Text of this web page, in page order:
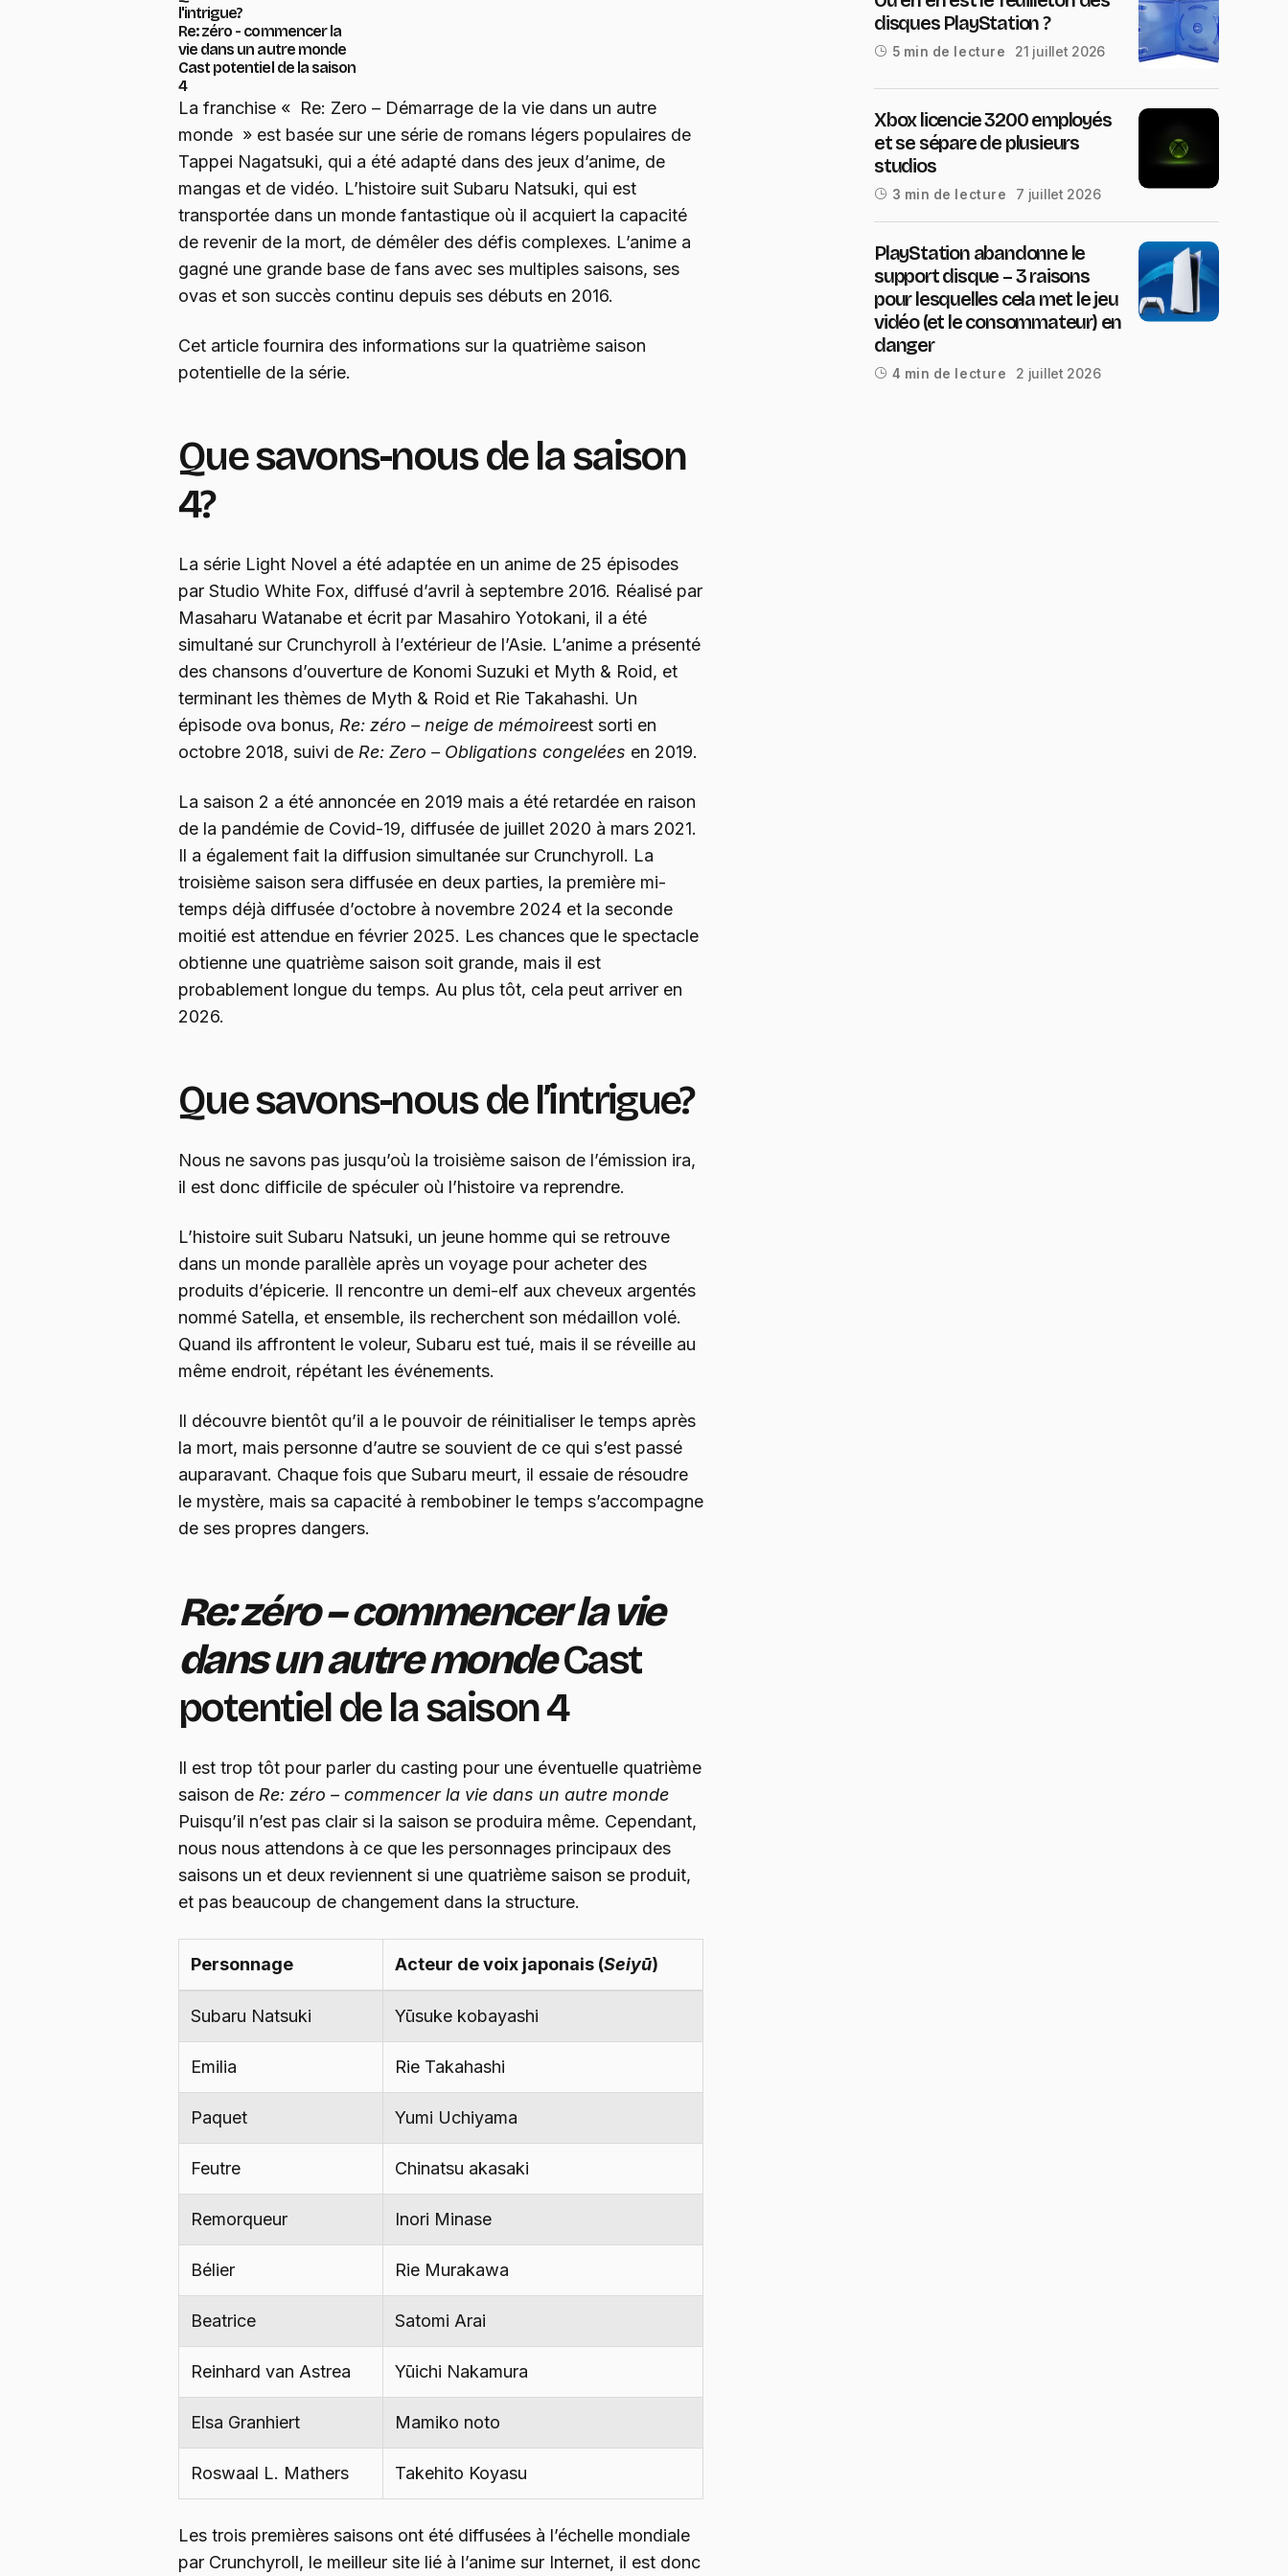
l'intrigue?
Re: zéro - commencer la
vie dans un autre monde
Cast potentiel de la saison
4
La franchise « Re: Zero – Démarrage de la vie dans un autre
monde » est basée sur une série de romans légers populaires de
Tappei Nagatsuki, qui a été adapté dans des jeux d’anime, de
mangas et de vidéo. L’histoire suit Subaru Natsuki, qui est
transportée dans un monde fantastique où il acquiert la capacité
de revenir de la mort, de démêler des défis complexes. L’anime a
gagné une grande base de fans avec ses multiples saisons, ses
ovas et son succès continu depuis ses débuts en 2016.
Cet article fournira des informations sur la quatrième saison
potentielle de la série.
Que savons-nous de la saison
4?
La série Light Novel a été adaptée en un anime de 25 épisodes
par Studio White Fox, diffusé d’avril à septembre 2016. Réalisé par
Masaharu Watanabe et écrit par Masahiro Yotokani, il a été
simultané sur Crunchyroll à l’extérieur de l’Asie. L’anime a présenté
des chansons d’ouverture de Konomi Suzuki et Myth & Roid, et
terminant les thèmes de Myth & Roid et Rie Takahashi. Un
épisode ova bonus, Re: zéro – neige de mémoireest sorti en
octobre 2018, suivi de Re: Zero – Obligations congelées en 2019.
La saison 2 a été annoncée en 2019 mais a été retardée en raison
de la pandémie de Covid-19, diffusée de juillet 2020 à mars 2021.
Il a également fait la diffusion simultanée sur Crunchyroll. La
troisième saison sera diffusée en deux parties, la première mi-
temps déjà diffusée d’octobre à novembre 2024 et la seconde
moitié est attendue en février 2025. Les chances que le spectacle
obtienne une quatrième saison soit grande, mais il est
probablement longue du temps. Au plus tôt, cela peut arriver en
2026.
Que savons-nous de l’intrigue?
Nous ne savons pas jusqu’où la troisième saison de l’émission ira,
il est donc difficile de spéculer où l’histoire va reprendre.
L’histoire suit Subaru Natsuki, un jeune homme qui se retrouve
dans un monde parallèle après un voyage pour acheter des
produits d’épicerie. Il rencontre un demi-elf aux cheveux argentés
nommé Satella, et ensemble, ils recherchent son médaillon volé.
Quand ils affrontent le voleur, Subaru est tué, mais il se réveille au
même endroit, répétant les événements.
Il découvre bientôt qu’il a le pouvoir de réinitialiser le temps après
la mort, mais personne d’autre se souvient de ce qui s’est passé
auparavant. Chaque fois que Subaru meurt, il essaie de résoudre
le mystère, mais sa capacité à rembobiner le temps s’accompagne
de ses propres dangers.
Re: zéro – commencer la vie
dans un autre mondeCast
potentiel de la saison 4
Il est trop tôt pour parler du casting pour une éventuelle quatrième
saison de Re: zéro – commencer la vie dans un autre monde
Puisqu’il n’est pas clair si la saison se produira même. Cependant,
nous nous attendons à ce que les personnages principaux des
saisons un et deux reviennent si une quatrième saison se produit,
et pas beaucoup de changement dans la structure.
Personnage Acteur de voix japonais (Seiyū)
Subaru Natsuki Yūsuke kobayashi
Emilia Rie Takahashi
Paquet Yumi Uchiyama
Feutre Chinatsu akasaki
Remorqueur Inori Minase
Bélier Rie Murakawa
Beatrice Satomi Arai
Reinhard van Astrea Yūichi Nakamura
Elsa Granhiert Mamiko noto
Roswaal L. Mathers Takehito Koyasu
Les trois premières saisons ont été diffusées à l’échelle mondiale
par Crunchyroll, le meilleur site lié à l’anime sur Internet, il est donc
disques PlayStation ?
5 min de lecture 21 juillet 2026
Xbox licencie 3200 employés
et se sépare de plusieurs
studios
3 min de lecture 7 juillet 2026
PlayStation abandonne le
support disque – 3 raisons
pour lesquelles cela met le jeu
vidéo (et le consommateur) en
danger
4 min de lecture 2 juillet 2026